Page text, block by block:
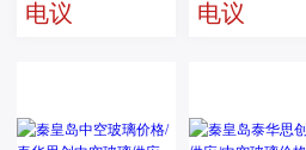
思创优质中
电议
空玻璃供应
电议